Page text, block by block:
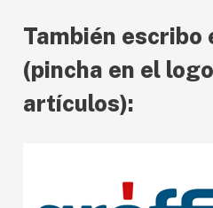
t
o
r
También escribo
(pincha en el
artículos):